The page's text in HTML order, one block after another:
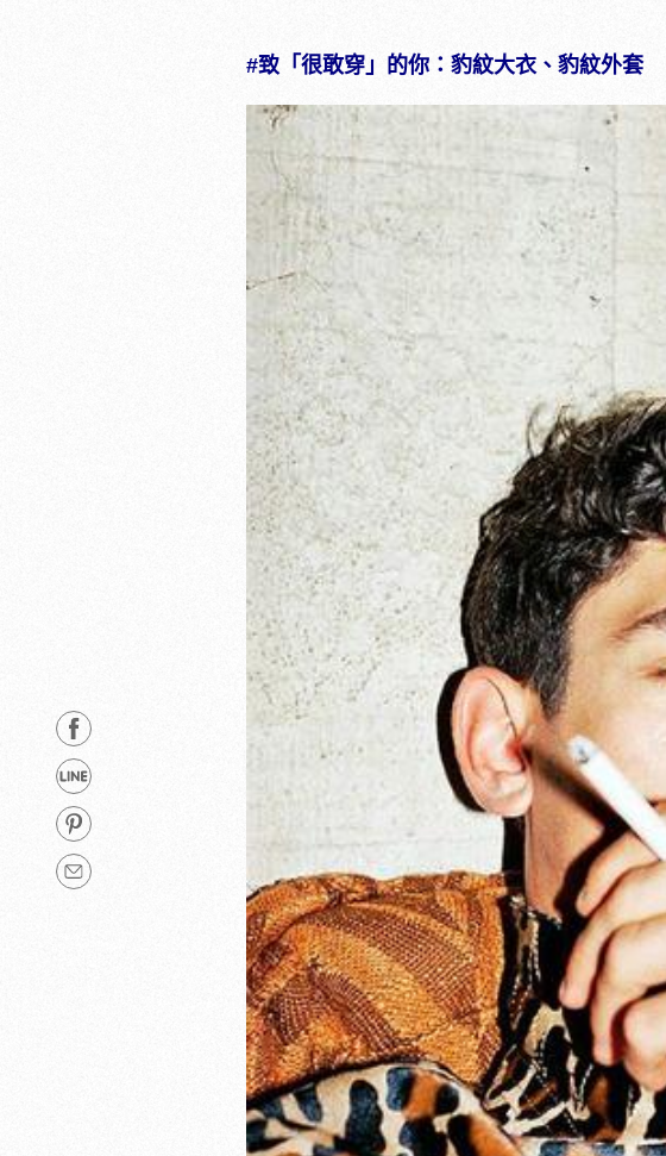
#致「很敢穿」的你：豹紋大衣、豹紋外套